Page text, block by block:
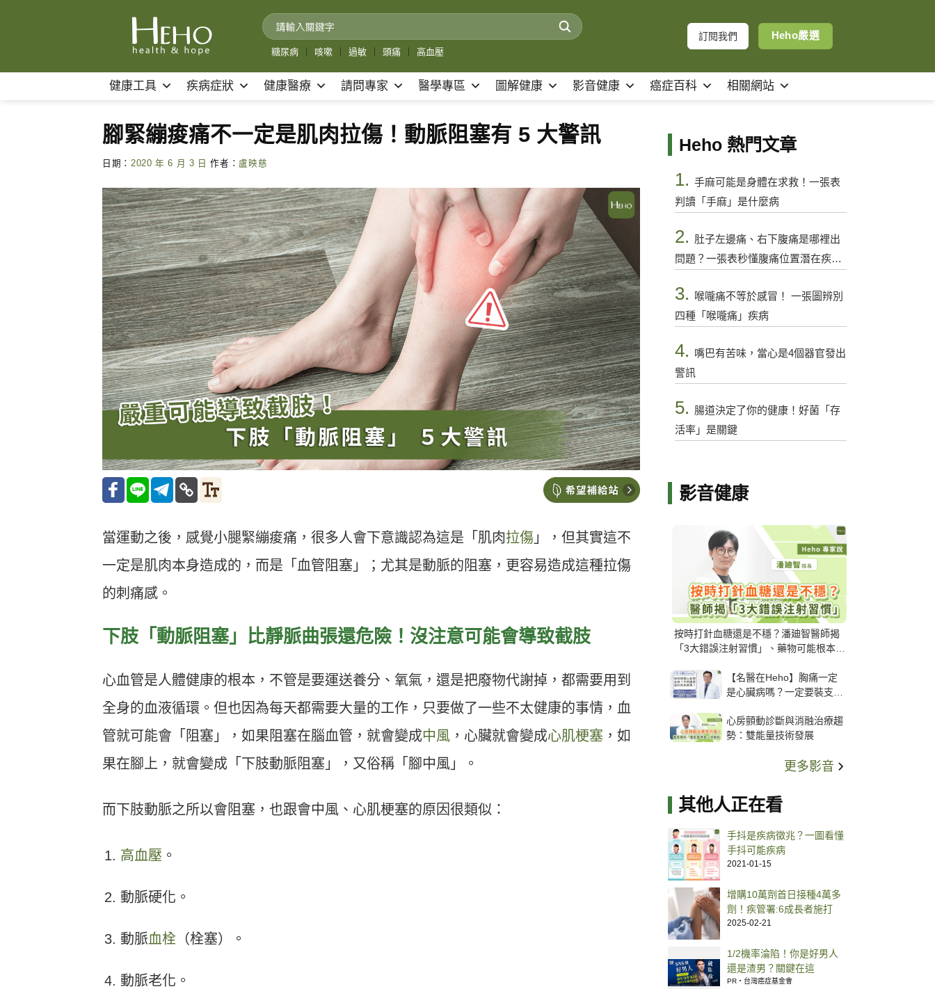
糖尿病 咳嗽 過敏 頭痛 高血壓
訂閱我們 Heho嚴選
健康工具 疾病症狀 健康醫療 請問專家 醫學專區 圖解健康 影音健康 癌症百科 相關網站
腳緊繃痠痛不一定是肌肉拉傷！動脈阻塞有 5 大警訊
日期： 2020 年 6 月 3 日 作者： 盧映慈
當運動之後，感覺小腿緊繃痠痛，很多人會下意識認為這是「肌肉拉傷 」，但其實這不
一定是肌肉本身造成的，而是「血管阻塞」；尤其是動脈的阻塞，更容易造成這種拉傷
的刺痛感。
下肢「動脈阻塞」比靜脈曲張還危險！沒注意可能會導致截肢
心血管是人體健康的根本，不管是要運送養分、氧氣，還是把廢物代謝掉，都需要用到
全身的血液循環。但也因為每天都需要大量的工作，只要做了一些不太健康的事情，血
管就可能會「阻塞」，如果阻塞在腦血管，就會變成中風 ，心臟就會變成心肌梗塞 ，如
果在腳上，就會變成「下肢動脈阻塞」，又俗稱「腳中風」。
而下肢動脈之所以會阻塞，也跟會中風、心肌梗塞的原因很類似：
高血壓 。
動脈硬化。
動脈血栓 （栓塞）。
動脈老化。
Heho 熱門文章
1. 手麻可能是身體在求救！一張表
判讀「手麻」是什麼病
2. 肚子左邊痛、右下腹痛是哪裡出
問題？一張表秒懂腹痛位置潛在疾病
3.
喉嚨痛不等於感冒！ 一張圖辨別
四種「喉嚨痛」疾病
4. 嘴巴有苦味，當心是4個器官發出
警訊
5. 腸道決定了你的健康！好菌「存
活率」是關鍵
影音健康
按時打針血糖還是不穩？潘廸智醫師揭
「3大錯誤注射習慣」、藥物可能根本沒
【名醫在Heho】胸痛一定
是心臟病嗎？一定要裝支
解析支架種類、風險與選擇
關鍵
心房顫動診斷與消融治療趨
勢：雙能量技術發展
更多影音
其他人正在看
手抖是疾病徵兆？一圖看懂
手抖可能疾病
2021-01-15
增購10萬劑首日接種4萬多
劑！疾管署:6成長者施打
2025-02-21
1/2機率淪陷！你是好男人
還是渣男？關鍵在這
PR・台灣癌症基金會